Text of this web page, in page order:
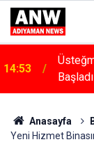
14:48
Anasayfa
Yeni Hizmet